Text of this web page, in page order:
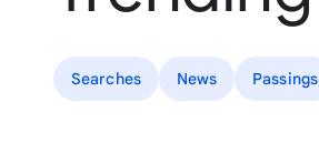
Searches News Passings